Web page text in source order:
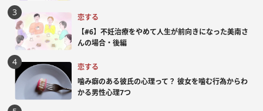
恋する
【#6】不妊治療をやめて人生が前向きになった美南さ
んの場合・後編
恋する
噛み癖のある彼氏の心理って？ 彼女を噛む行為からわ
かる男性心理7つ